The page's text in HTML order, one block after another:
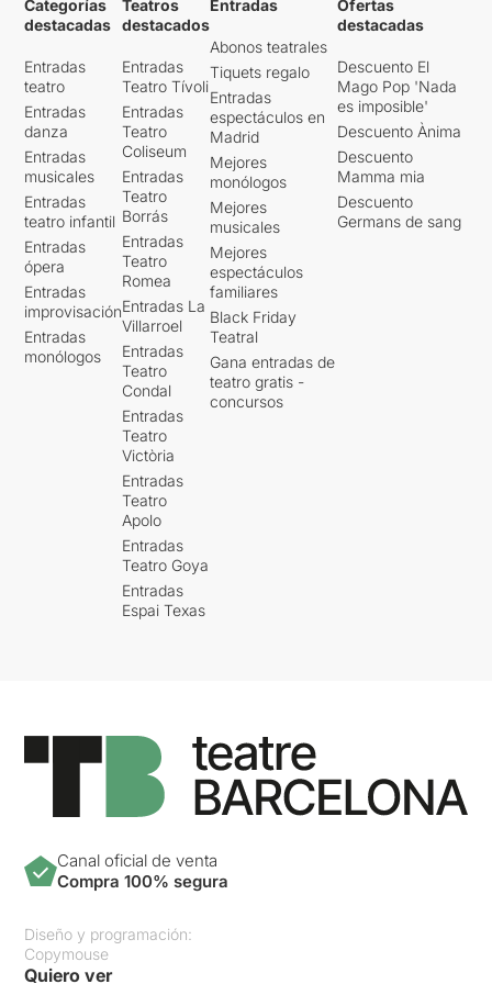
Categorías
destacadas
Entradas
teatro
Entradas
danza
Entradas
musicales
Entradas
teatro infantil
Entradas
ópera
Entradas
improvisación
Entradas
monólogos
Teatros
destacados
Entradas
Teatro Tívoli
Entradas
Teatro
Coliseum
Entradas
Teatro
Borrás
Entradas
Teatro
Romea
Entradas La
Villarroel
Entradas
Teatro
Condal
Entradas
Teatro
Victòria
Entradas
Teatro
Apolo
Entradas
Teatro Goya
Entradas
Espai Texas
Entradas
Abonos teatrales
Tiquets regalo
Entradas
espectáculos en
Madrid
Mejores
monólogos
Mejores
musicales
Mejores
espectáculos
familiares
Black Friday
Teatral
Gana entradas de
teatro gratis -
concursos
Ofertas
destacadas
Descuento El
Mago Pop 'Nada
es imposible'
Descuento Ànima
Descuento
Mamma mia
Descuento
Germans de sang
Canal oficial de venta
Compra 100% segura
Diseño y programación:
Copymouse
Quiero ver